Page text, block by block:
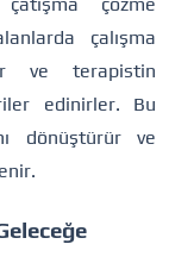
çalışma
ve terapistin
edinirler. Bu
dönüştürür ve